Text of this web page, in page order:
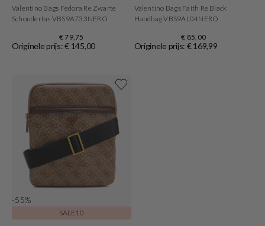
Valentino Bags Fedora Re Zwarte
Schoudertas VBS9A733NERO
€ 79,75
Originele prijs: € 145,00
Valentino Bags Faith Re Black
Handbag VBS9AL04NERO
€ 85,00
Originele prijs: € 169,99
-55%
SALE10